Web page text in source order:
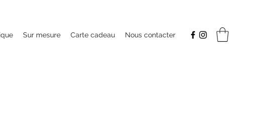
Sur mesure Carte cadeau Nous contacter